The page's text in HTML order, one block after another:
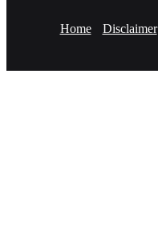
Home Disclaimer